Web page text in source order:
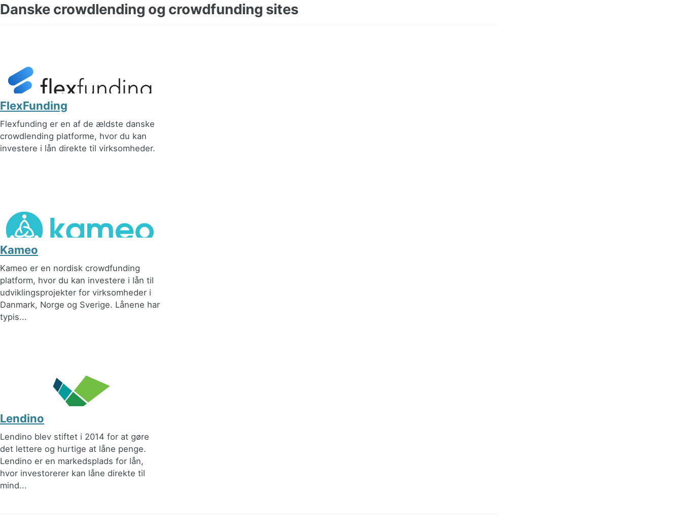
Danske crowdlending og crowdfunding sites
FlexFunding
Flexfunding er en af de ældste danske
crowdlending platforme, hvor du kan
investere i lån direkte til virksomheder.
Kameo
Kameo er en nordisk crowdfunding
platform, hvor du kan investere i lån til
udviklingsprojekter for virksomheder i
Danmark, Norge og Sverige. Lånene har
typis...
Lendino
Lendino blev stiftet i 2014 for at gøre
det lettere og hurtige at låne penge.
Lendino er en markedsplads for lån,
hvor investorerer kan låne direkte til
mind...